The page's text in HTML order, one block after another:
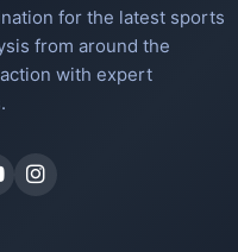
for the latest sports
from around the
with expert